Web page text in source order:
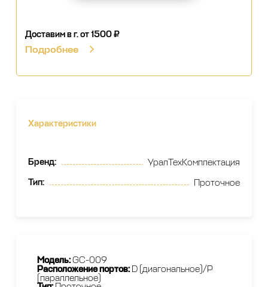
Доставим в г.от 1500 ₽
Подробнее
Характеристики
Бренд: УралТехКомплектация
Тип: Проточное
Модель:GC-009
Расположение портов:D (диагональное)/P
(параллельное)